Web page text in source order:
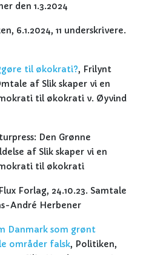
den 1.3.2024
6.1.2024, 11 underskrivere.
til økokrati?, Frilynt
af Slik skaper vi en
til økokrati v. Øyvind
Den Grønne
af Slik skaper vi en
til økokrati
Forlag, 24.10.23. Samtale
André Herbener
Danmark som grønt
områder falsk, Politiken,